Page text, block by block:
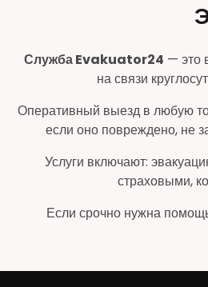
Служба Evakuator24 — это
на связи
Оперативный выезд в любую
если оно повреждено, не
Услуги включают:
страховыми,
Если срочно нужна